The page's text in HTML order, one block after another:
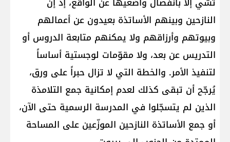
النازحين وبينهم الأساتذة بعيدون عن أعمالهم
وبيوتهم وأرزاقهم ولا يمكنهم متابعة الدروس أو
التدريس عن بعد، ولا مقوّمات لوجستية أساساً
لتنفيذ الأمر. والخطة التي لا تزال حبراً على ورق،
يُرجّح أن تبقى كذلك لعدم إمكانية جمع التلامذة
الذين لم يتسجّلوا في المدرسة الرسمية حتى الآن،
أو جمع الأساتذة النازحين الموزّعين على المساحة